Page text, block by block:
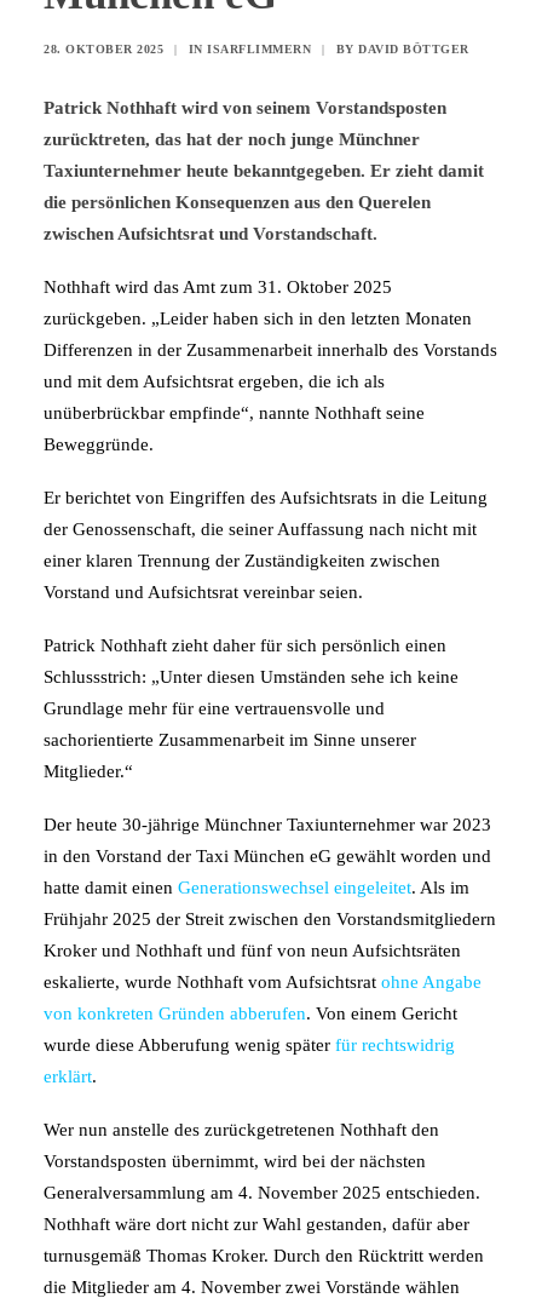
28. OKTOBER 2025 | IN ISARFLIMMERN | BY DAVID BÖTTGER
Patrick Nothhaft wird von seinem Vorstandsposten
zurücktreten, das hat der noch junge Münchner
Taxiunternehmer heute bekanntgegeben. Er zieht damit
die persönlichen Konsequenzen aus den Querelen
zwischen Aufsichtsrat und Vorstandschaft.
Nothhaft wird das Amt zum 31. Oktober 2025
zurückgeben. „Leider haben sich in den letzten Monaten
Differenzen in der Zusammenarbeit innerhalb des Vorstands
und mit dem Aufsichtsrat ergeben, die ich als
unüberbrückbar empfinde“, nannte Nothhaft seine
Beweggründe.
Er berichtet von Eingriffen des Aufsichtsrats in die Leitung
der Genossenschaft, die seiner Auffassung nach nicht mit
einer klaren Trennung der Zuständigkeiten zwischen
Vorstand und Aufsichtsrat vereinbar seien.
Patrick Nothhaft zieht daher für sich persönlich einen
Schlussstrich: „Unter diesen Umständen sehe ich keine
Grundlage mehr für eine vertrauensvolle und
sachorientierte Zusammenarbeit im Sinne unserer
Mitglieder.“
Der heute 30-jährige Münchner Taxiunternehmer war 2023
in den Vorstand der Taxi München eG gewählt worden und
hatte damit einen Generationswechsel eingeleitet. Als im
Frühjahr 2025 der Streit zwischen den Vorstandsmitgliedern
Kroker und Nothhaft und fünf von neun Aufsichtsräten
eskalierte, wurde Nothhaft vom Aufsichtsrat ohne Angabe
von konkreten Gründen abberufen. Von einem Gericht
wurde diese Abberufung wenig später für rechtswidrig
erklärt.
Wer nun anstelle des zurückgetretenen Nothhaft den
Vorstandsposten übernimmt, wird bei der nächsten
Generalversammlung am 4. November 2025 entschieden.
Nothhaft wäre dort nicht zur Wahl gestanden, dafür aber
turnusgemäß Thomas Kroker. Durch den Rücktritt werden
die Mitglieder am 4. November zwei Vorstände wählen